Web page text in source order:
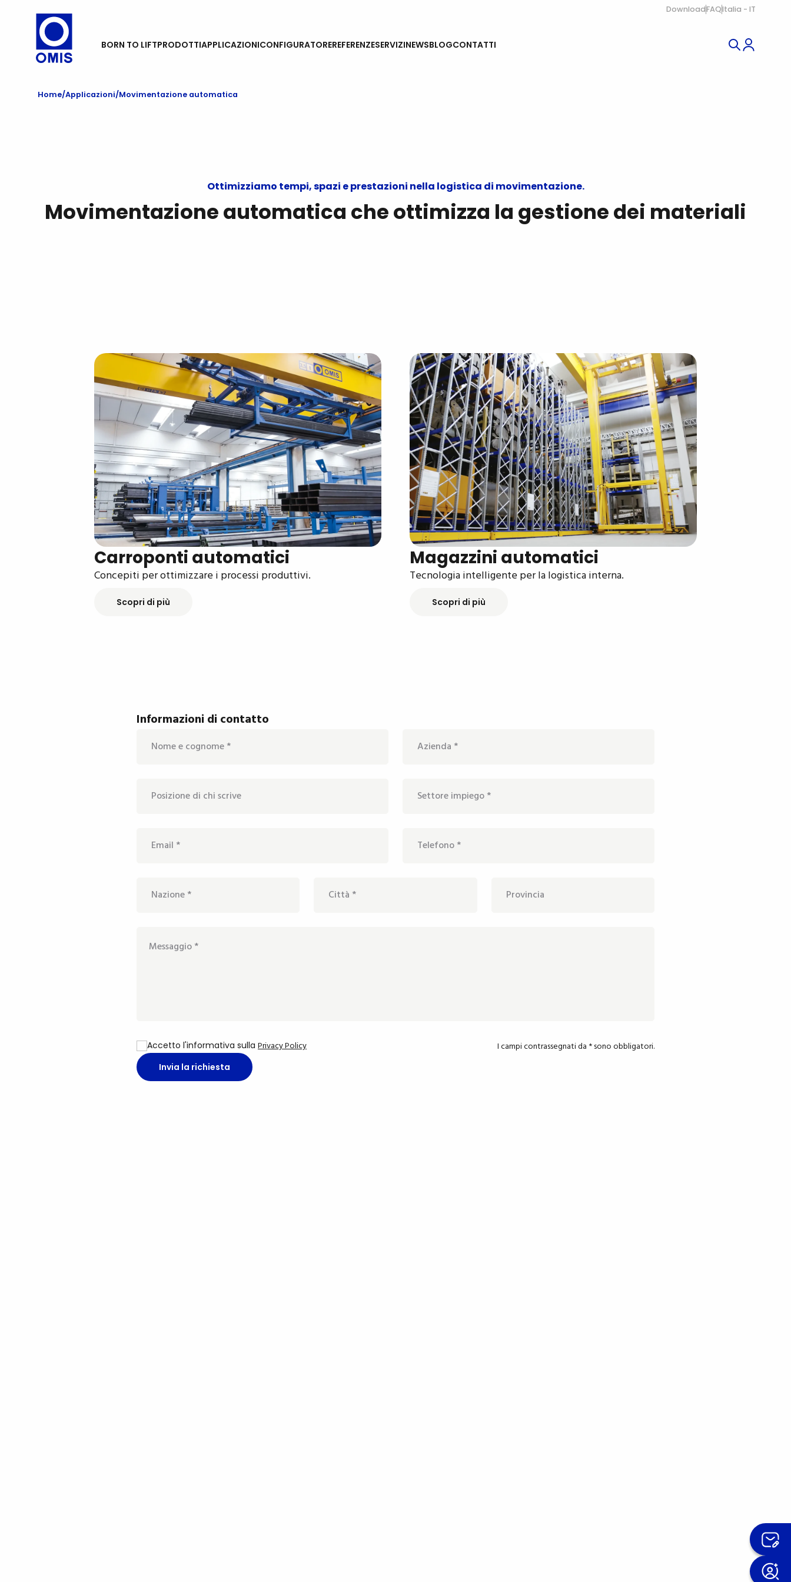
DownloadFAQ Italia - IT
BORN TO LIFTPRODOTTIAPPLICAZIONICONFIGURATOREREFERENZESERVIZINEWSBLOGCONTATTI
Home Applicazioni Movimentazione automatica
Ottimizziamo tempi, spazi e prestazioni nella logistica di movimentazione.
Movimentazione automatica che ottimizza la gestione dei materiali
Carroponti automatici
Concepiti per ottimizzare i processi produttivi.
Scopri di più
Magazzini automatici
Tecnologia intelligente per la logistica interna.
Scopri di più
Informazioni di contatto
Accetto l'informativa sulla Privacy Policy I campi contrassegnati da * sono obbligatori.
Invia la richiesta